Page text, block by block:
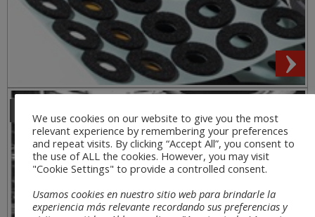
Sectores
We use cookies on our website to give you the most
relevant experience by remembering your preferences
and repeat visits. By clicking “Accept All”, you consent to
the use of ALL the cookies. However, you may visit
"Cookie Settings" to provide a controlled consent.
Usamos cookies en nuestro sitio web para brindarle la
experiencia más relevante recordando sus preferencias y